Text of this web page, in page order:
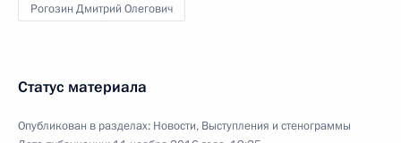
Рогозин Дмитрий Олегович
Статус материала
Опубликован в разделах: Новости, Выступления и стенограммы